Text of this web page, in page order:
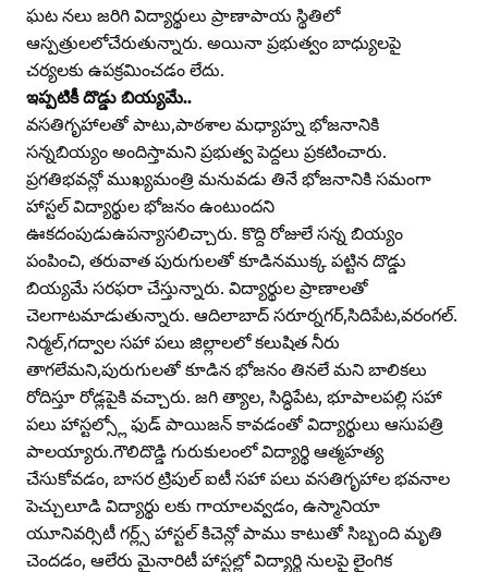
ఘట నలు జరిగి విద్యార్థులు ప్రాణాపాయ స్థితిలో
ఆస్పత్రులలోచేరుతున్నారు. అయినా ప్రభుత్వం బాధ్యులపై
చర్యలకు ఉపక్రమించడం లేదు.
ఇప్పటికీ దొడ్డు బియ్యమే..
వసతిగృహాలతో పాటు,పాఠశాల మధ్యాహ్న భోజనానికి
సన్నబియ్యం అందిస్తామని ప్రభుత్వ పెద్దలు ప్రకటించారు.
ప్రగతిభవన్లో ముఖ్యమంత్రి మనువడు తినే భోజనానికి సమంగా
హాస్టల్‌ విద్యార్థుల భోజనం ఉంటుందని
ఊకదంపుడుఉపన్యాసలిచ్చారు. కొద్ది రోజులే సన్న బియ్యం
పంపించి, తరువాత పురుగులతో కూడినముక్క పట్టిన దొడ్డు
బియ్యమే సరఫరా చేస్తున్నారు. విద్యార్థుల ప్రాణాలతో
చెలగాటమాడుతున్నారు. ఆదిలాబాద్‌ సరూర్నగర్‌,సిదిపేట,వరంగల్‌.
నిర్మల్‌,గద్వాల సహా పలు జిల్లాలలో కలుషిత నీరు
తాగలేమని,పురుగులతో కూడిన భోజనం తినలే మని బాలికలు
రోదిస్తూ రోడ్లపైకి వచ్చారు. జగి త్యాల, సిద్ధిపేట, భూపాలపల్లి సహా
పలు హాస్టల్స్లో ఫుడ్‌ పాయిజన్‌ కావడంతో విద్యార్థులు ఆసుపత్రి
పాలయ్యారు.గౌలిదొడ్డి గురుకులంలో విద్యార్థి ఆత్మహత్య
చేసుకోవడం, బాసర ట్రిపుల్‌ ఐటీ సహా పలు వసతిగృహాల భవనాల
పెచ్చులూడి విద్యార్థు లకు గాయాలవ్వడం, ఉస్మానియా
యూనివర్సిటీ గర్ల్స్‌ హాస్టల్‌ కిచెన్లో పాము కాటుతో సిబ్బంది మృతి
చెందడం, ఆలేరు మైనారిటీ హాస్టల్లో విద్యార్థి నులపై లైంగిక